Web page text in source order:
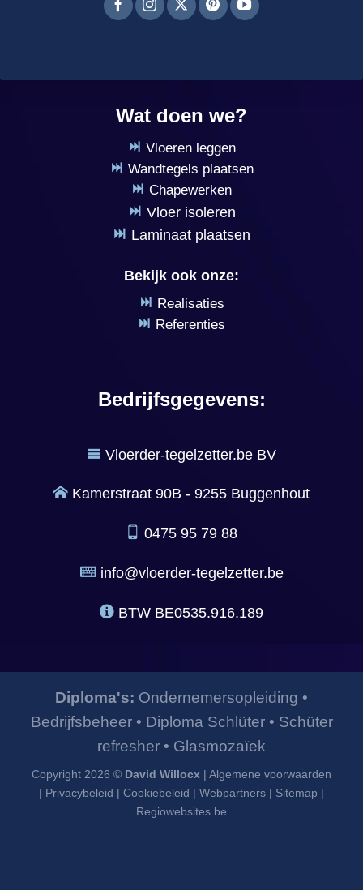
Wat doen we?
Vloeren leggen
Wandtegels plaatsen
Chapewerken
Vloer isoleren
Laminaat plaatsen
Bekijk ook onze:
Realisaties
Referenties
Bedrijfsgegevens:
Vloerder-tegelzetter.be BV
Kamerstraat 90B - 9255 Buggenhout
0475 95 79 88
info@vloerder-tegelzetter.be
BTW BE0535.916.189
Diploma's: Ondernemersopleiding •
Bedrijfsbeheer• Diploma Schlüter• Schüter
refresher • Glasmozaïek
Copyright 2026 © David Willocx | Algemene voorwaarden
| Privacybeleid | Cookiebeleid | Webpartners | Sitemap |
Regiowebsites.be